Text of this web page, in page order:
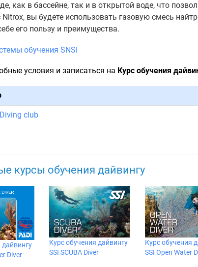
как в бассейне, так и в открытой воде, что
вы будете использовать газовую смесь
его пользу и преимущества.
обучения SNSI
условия и записаться на Курс обучения
club
курсы обучения дайвингу
дайвингу
Diver
Курс обучения дайвингу
SSI SCUBA Diver
Курс обучения
SSI Open Water